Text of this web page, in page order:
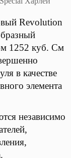
Revolution
1252 куб. См
в качестве
элемента
независимо